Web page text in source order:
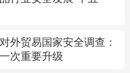
外贸易国家安全调查：
次重要升级